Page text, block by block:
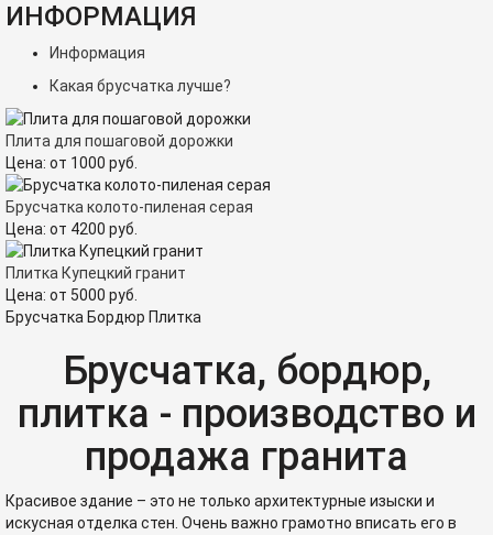
ИНФОРМАЦИЯ
Информация
Какая брусчатка лучше?
Плита для пошаговой дорожки
Цена: от 1000 руб.
Брусчатка колото-пиленая серая
Цена: от 4200 руб.
Плитка Купецкий гранит
Цена: от 5000 руб.
Брусчатка Бордюр Плитка
Брусчатка, бордюр,
плитка - производство и
продажа гранита
Красивое здание – это не только архитектурные изыски и
искусная отделка стен. Очень важно грамотно вписать его в